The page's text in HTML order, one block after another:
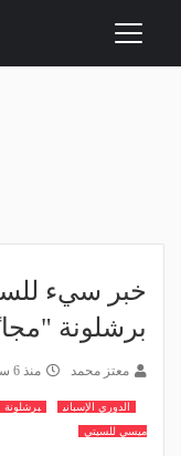
Toggle
خبر سيء
برشلونة
معتز محمد منذ 6 سنوات
الدوري الإسباني برشلونة
ميسي للسيتي